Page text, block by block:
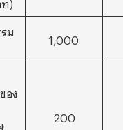
ม
1,000
อง
200